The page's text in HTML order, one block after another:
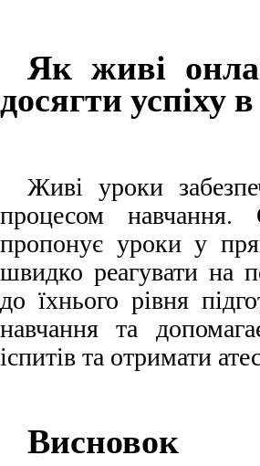
Як живі
досягти успіху
Живі уроки
процесом
пропонує уроки у
швидко реагувати на
до їхнього рівня
навчання та
іспитів та отримати
Висновок